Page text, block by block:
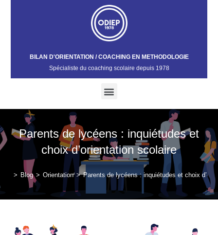
BILAN D'ORIENTATION / COACHING EN METHODOLOGIE
Spécialiste du coaching scolaire depuis 1978​
Parents de lycéens : inquiétudes et
choix d’orientation scolaire
> Blog > Orientation > Parents de lycéens : inquiétudes et choix